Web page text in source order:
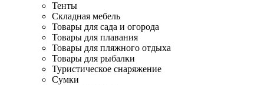
Тенты
Складная мебель
Товары для сада и огорода
Товары для плавания
Товары для пляжного отдыха
Товары для рыбалки
Туристическое снаряжение
Сумки